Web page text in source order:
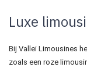
Luxe
Bij Vallei Limousines
zoals een roze